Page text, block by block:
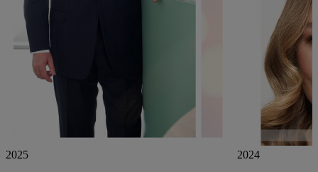
2025
2024